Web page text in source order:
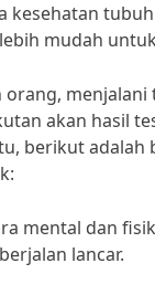
kesehatan
mudah
orang,
akan hasil
berikut adalah
mental dan
lancar.